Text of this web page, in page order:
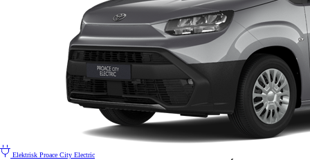
Elektrisk Proace City Electric